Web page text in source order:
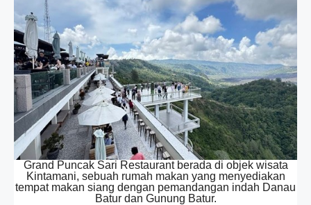
Grand Puncak Sari Restaurant berada di objek wisata
Kintamani, sebuah rumah makan yang menyediakan
tempat makan siang dengan pemandangan indah Danau
Batur dan Gunung Batur.